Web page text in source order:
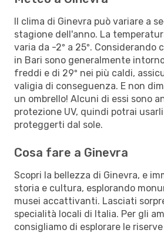
Il clima di Ginevra può variare a
stagione dell'anno. La
varia da -2º a 25º. Considerando
in Bari sono generalmente
freddi e di 29º nei più caldi,
valigia di conseguenza. E non
un ombrello! Alcuni di essi sono
protezione UV, quindi potrai
proteggerti dal sole.
Cosa fare a Ginevra
Scopri la bellezza di Ginevra, e
storia e cultura, esplorando
musei accattivanti. Lasciati
specialità locali di Italia. Per gli
consigliamo di esplorare le